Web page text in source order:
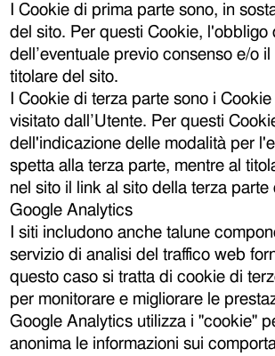
I Cookie di prima parte sono, in
del sito. Per questi Cookie, l'obbligo
dell’eventuale previo consenso e/o
titolare del sito.
I Cookie di terza parte sono i
visitato dall’Utente. Per questi
dell'indicazione delle modalità per
spetta alla terza parte, mentre al
nel sito il link al sito della terza
Google Analytics
I siti includono anche talune
servizio di analisi del traffico web
questo caso si tratta di cookie di
per monitorare e migliorare le
Google Analytics utilizza i "cookie"
anonima le informazioni sui